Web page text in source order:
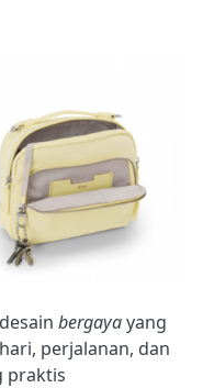
bergayayang
perjalanan, dan
praktis